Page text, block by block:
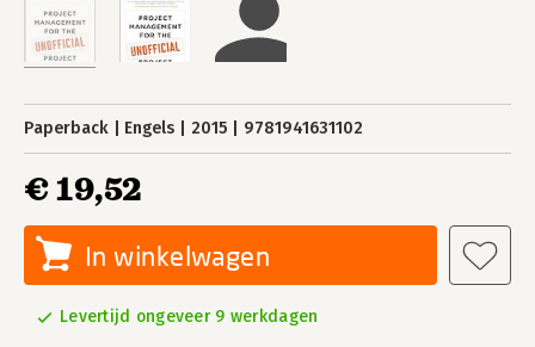
Paperback Engels 2015 9781941631102
€ 19,52
In winkelwagen
Levertijd ongeveer 9 werkdagen